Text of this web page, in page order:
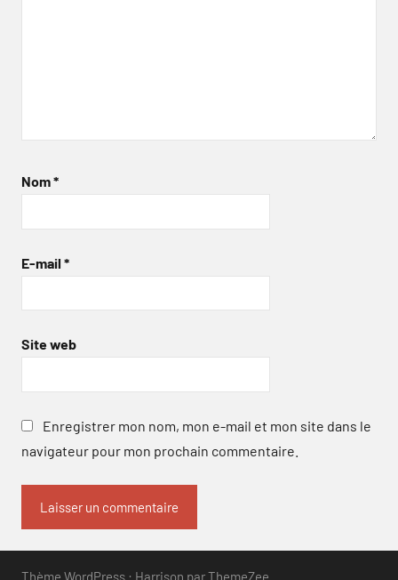
Nom*
E-mail *
Site web
Enregistrer mon nom, mon e-mail et mon site dans le
navigateur pour mon prochain commentaire.
Thème WordPress : Harrison par ThemeZee.